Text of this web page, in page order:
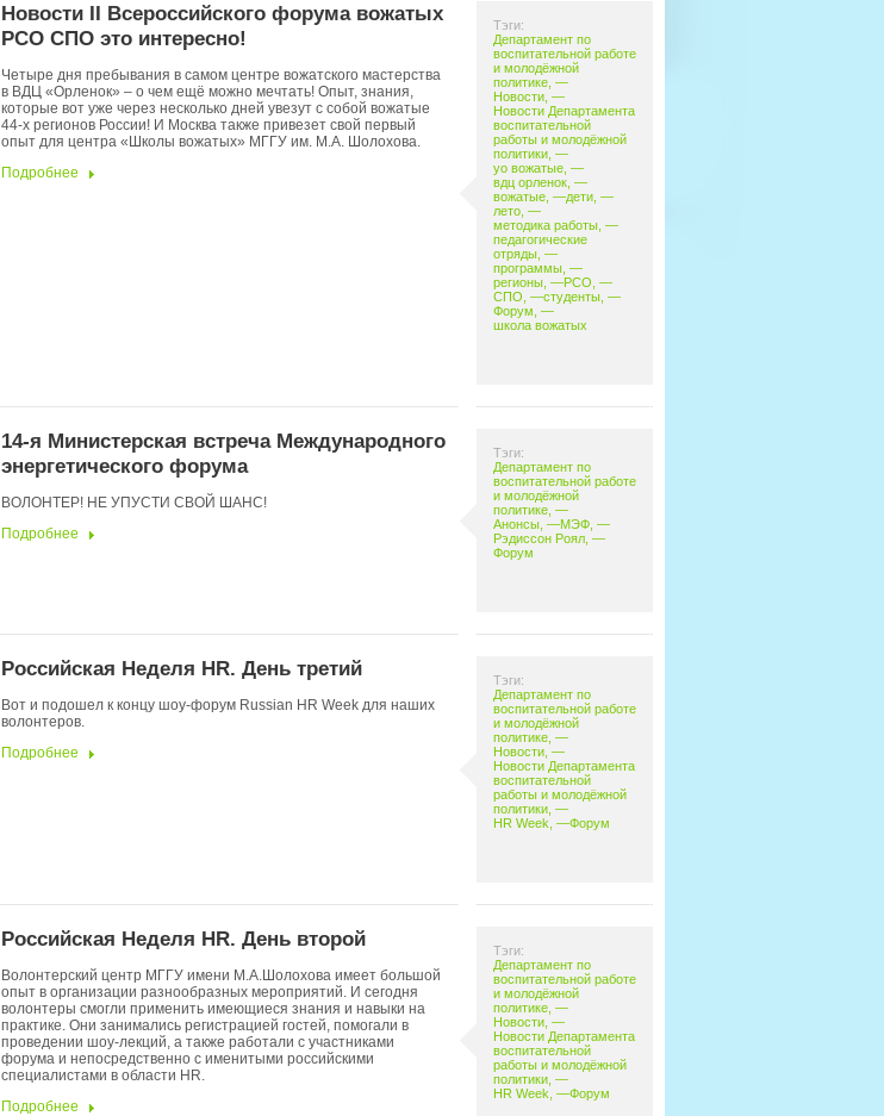
Тэги:
Департамент по
воспитательной работе
и молодёжной
политике, —
Новости, —
Новости Департамента
воспитательной
работы и молодёжной
политики, —
yo вожатые, —
вдц орленок, —
вожатые, —дети, —
лето, —
методика работы, —
педагогические
отряды, —
программы, —
регионы, —РСО , —
СПО , —студенты, —
Форум , —
школа вожатых
Новости II Всероссийского форума вожатых
РСО СПО это интересно!
Четыре дня пребывания в самом центре вожатского мастерства
в ВДЦ «Орленок» – о чем ещё можно мечтать! Опыт, знания,
которые вот уже через несколько дней увезут с собой вожатые
44-х регионов России! И Москва также привезет свой первый
опыт для центра «Школы вожатых» МГГУ им. М.А. Шолохова.
Подробнее
Тэги:
Департамент по
воспитательной работе
и молодёжной
политике, —
Анонсы, —МЭФ, —
Рэдиссон Роял, —
Форум
14-я Министерская встреча Международного
энергетического форума
ВОЛОНТЕР! НЕ УПУСТИ СВОЙ ШАНС!
Подробнее
Тэги:
Департамент по
воспитательной работе
и молодёжной
политике, —
Новости, —
Новости Департамента
воспитательной
работы и молодёжной
политики, —
HR Week , —Форум
Российская Неделя HR. День третий
Вот и подошел к концу шоу-форум Russian HR Week для наших
волонтеров.
Подробнее
Тэги:
Департамент по
воспитательной работе
и молодёжной
политике, —
Новости, —
Новости Департамента
воспитательной
работы и молодёжной
политики, —
HR Week , —Форум
Российская Неделя HR. День второй
Волонтерский центр МГГУ имени М.А.Шолохова имеет большой
опыт в организации разнообразных мероприятий. И сегодня
волонтеры смогли применить имеющиеся знания и навыки на
практике. Они занимались регистрацией гостей, помогали в
проведении шоу-лекций, а также работали с участниками
форума и непосредственно с именитыми российскими
специалистами в области HR.
Подробнее